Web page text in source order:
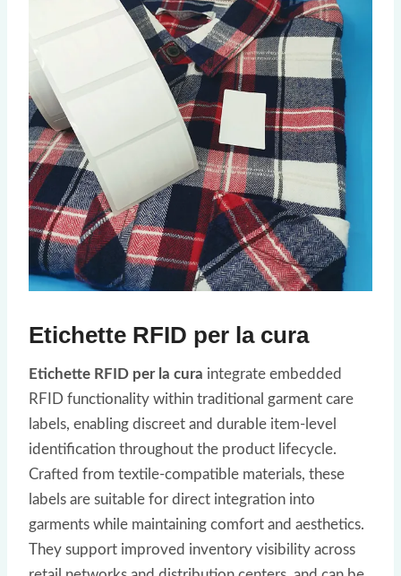
Etichette RFID per la cura
Etichette RFID per la cura integrate embedded
RFID functionality within traditional garment care
labels, enabling discreet and durable item-level
identification throughout the product lifecycle.
Crafted from textile-compatible materials, these
labels are suitable for direct integration into
garments while maintaining comfort and aesthetics.
They support improved inventory visibility across